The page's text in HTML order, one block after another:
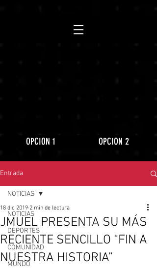
OPCION 1 OPCION 2
Entrada
NOTICIAS
DEPORTES
COMUNIDAD
MUNDO
NOTICIAS
JMUEL PRESENTA SU MÁS
RECIENTE SENCILLO “FIN A
NUESTRA HISTORIA”
18 dic 2019 2 min de lectura